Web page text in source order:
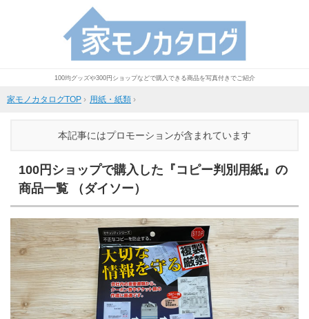
100均グッズや300円ショップなどで購入できる商品を写真付きでご紹介
家モノカタログTOP › 用紙・紙類 ›
本記事にはプロモーションが含まれています
100円ショップで購入した『コピー判別用紙』の
商品一覧 （ダイソー）